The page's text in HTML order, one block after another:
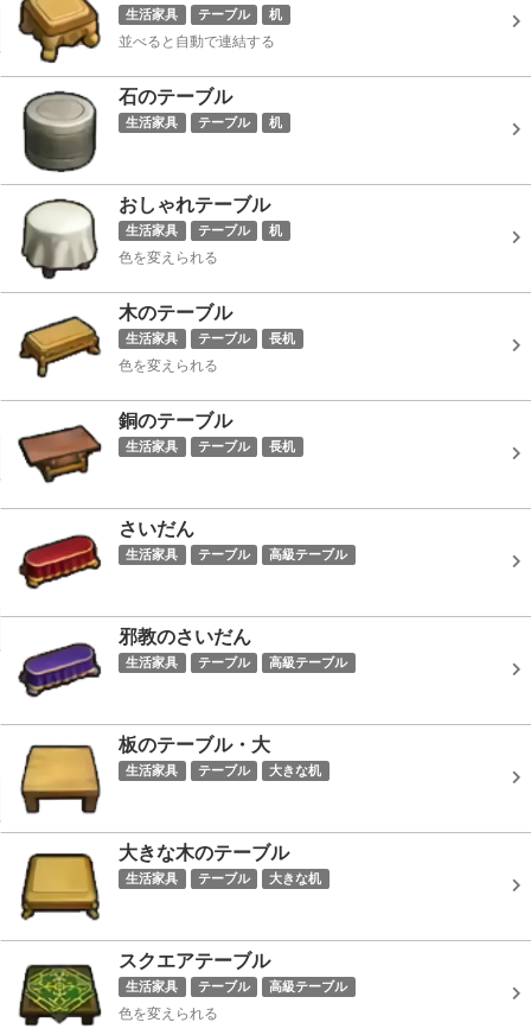
生活家具 テーブル 机
並べると自動で連結する
石のテーブル
生活家具 テーブル 机
おしゃれテーブル
生活家具 テーブル 机
色を変えられる
木のテーブル
生活家具 テーブル 長机
色を変えられる
銅のテーブル
生活家具 テーブル 長机
さいだん
生活家具 テーブル 高級テーブル
邪教のさいだん
生活家具 テーブル 高級テーブル
板のテーブル・大
生活家具 テーブル 大きな机
大きな木のテーブル
生活家具 テーブル 大きな机
スクエアテーブル
生活家具 テーブル 高級テーブル
色を変えられる